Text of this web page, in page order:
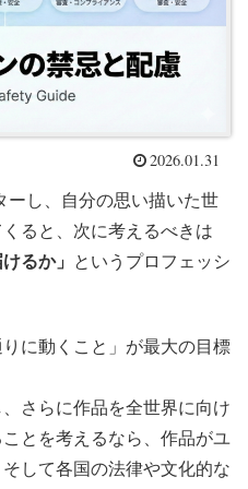
2026.01.31
ーし、自分の思い描いた世
ると、次に考えるべきは
るか」
というプロフェッシ
に動くこと」が最大の目標
さらに作品を全世界に向け
とを考えるなら、作品がユ
して各国の法律や文化的な